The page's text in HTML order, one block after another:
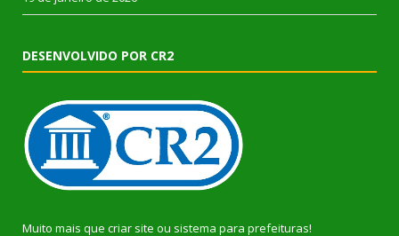
DESENVOLVIDO POR CR2
Muito mais que criar site ou sistema para prefeituras!